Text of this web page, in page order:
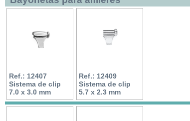
Ref.: 12407
Sistema de clip
7.0 x 3.0 mm
Ref.: 12409
Sistema de clip
5.7 x 2.3 mm